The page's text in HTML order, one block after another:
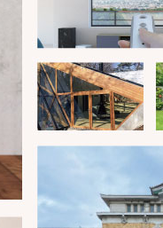
材を組み合わせて施
。また、シート防水
す。異なる素材を組
特にケラバの部分は
たが、元旦ビューテ
てもすっきりとした
水屋根という組み合
た「Nagasaki Job